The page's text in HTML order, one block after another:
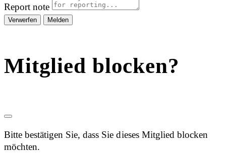
Report note
Melden
Mitglied blocken?
Bitte bestätigen Sie, dass Sie dieses Mitglied blocken
möchten.